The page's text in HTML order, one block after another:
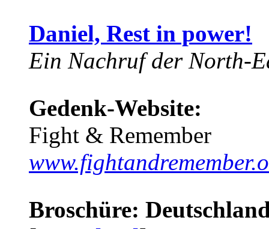
Daniel, Rest in power!
Ein Nachruf der North-
Gedenk-Website:
Fight & Remember
Broschüre: